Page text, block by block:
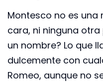
Montesco no es una
cara, ni ninguna otra
un nombre? Lo que
dulcemente con
Romeo, aunque no